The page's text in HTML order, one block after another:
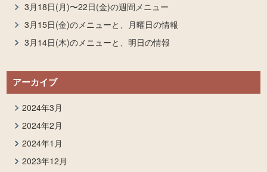
3月18日(月)〜22日(金)の週間メニュー
3月15日(金)のメニューと、月曜日の情報
3月14日(木)のメニューと、明日の情報
アーカイブ
2024年3月
2024年2月
2024年1月
2023年12月